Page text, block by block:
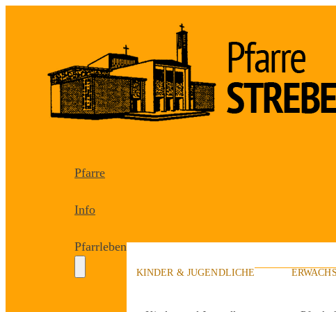
Pfarre
Info
Pfarrleben
KINDER & JUGENDLICHE